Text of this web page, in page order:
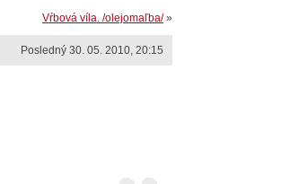
Vŕbová víla. /olejomaľba/»
Posledný 30. 05. 2010, 20:15